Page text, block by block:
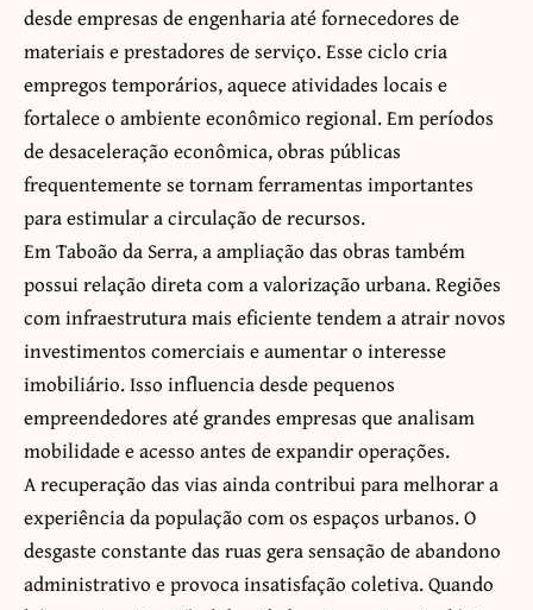
desde empresas de engenharia até fornecedores de
materiais e prestadores de serviço. Esse ciclo cria
empregos temporários, aquece atividades locais e
fortalece o ambiente econômico regional. Em períodos
de desaceleração econômica, obras públicas
frequentemente se tornam ferramentas importantes
para estimular a circulação de recursos.
Em Taboão da Serra, a ampliação das obras também
possui relação direta com a valorização urbana. Regiões
com infraestrutura mais eficiente tendem a atrair novos
investimentos comerciais e aumentar o interesse
imobiliário. Isso influencia desde pequenos
empreendedores até grandes empresas que analisam
mobilidade e acesso antes de expandir operações.
A recuperação das vias ainda contribui para melhorar a
experiência da população com os espaços urbanos. O
desgaste constante das ruas gera sensação de abandono
administrativo e provoca insatisfação coletiva. Quando